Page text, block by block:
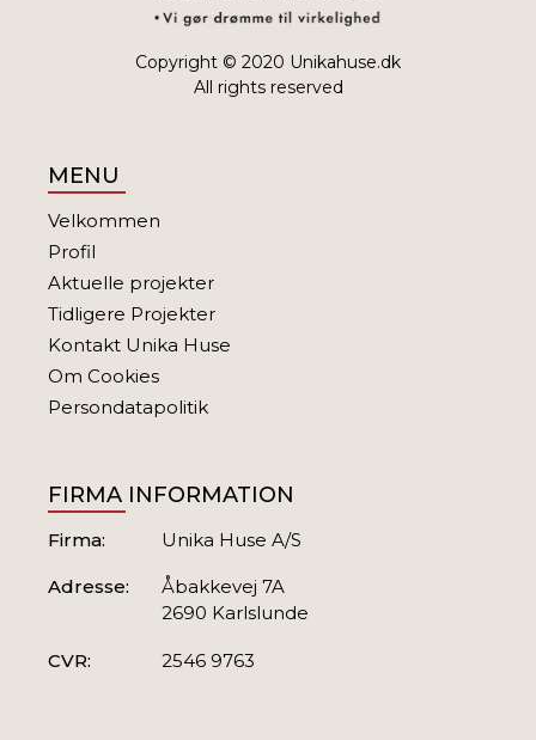
TREMPELHUSE
Copyright © 2020 Unikahuse.dk
All rights reserved
MENU
Velkommen
Profil
Aktuelle projekter
Tidligere Projekter
Kontakt Unika Huse
Om Cookies
Persondatapolitik
FIRMA INFORMATION
Firma: Unika Huse A/S
Adresse:
Åbakkevej 7A
2690 Karlslunde
CVR: 2546 9763